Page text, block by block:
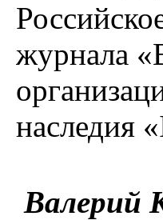
журнала
наследия
Валерий